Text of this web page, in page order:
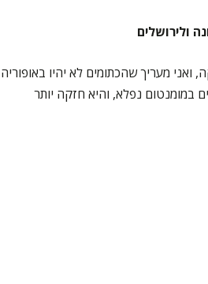
ולירושלים
ואני מעריך שהכתומים לא יהיו באופוריה
במומנטום נפלא, והיא חזקה יותר